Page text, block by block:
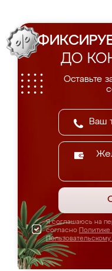
ДО
Оставьте
Я соглашаюсь на
согласно